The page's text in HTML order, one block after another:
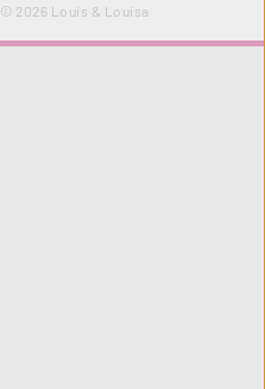
| © 2026 Louis & Louisa